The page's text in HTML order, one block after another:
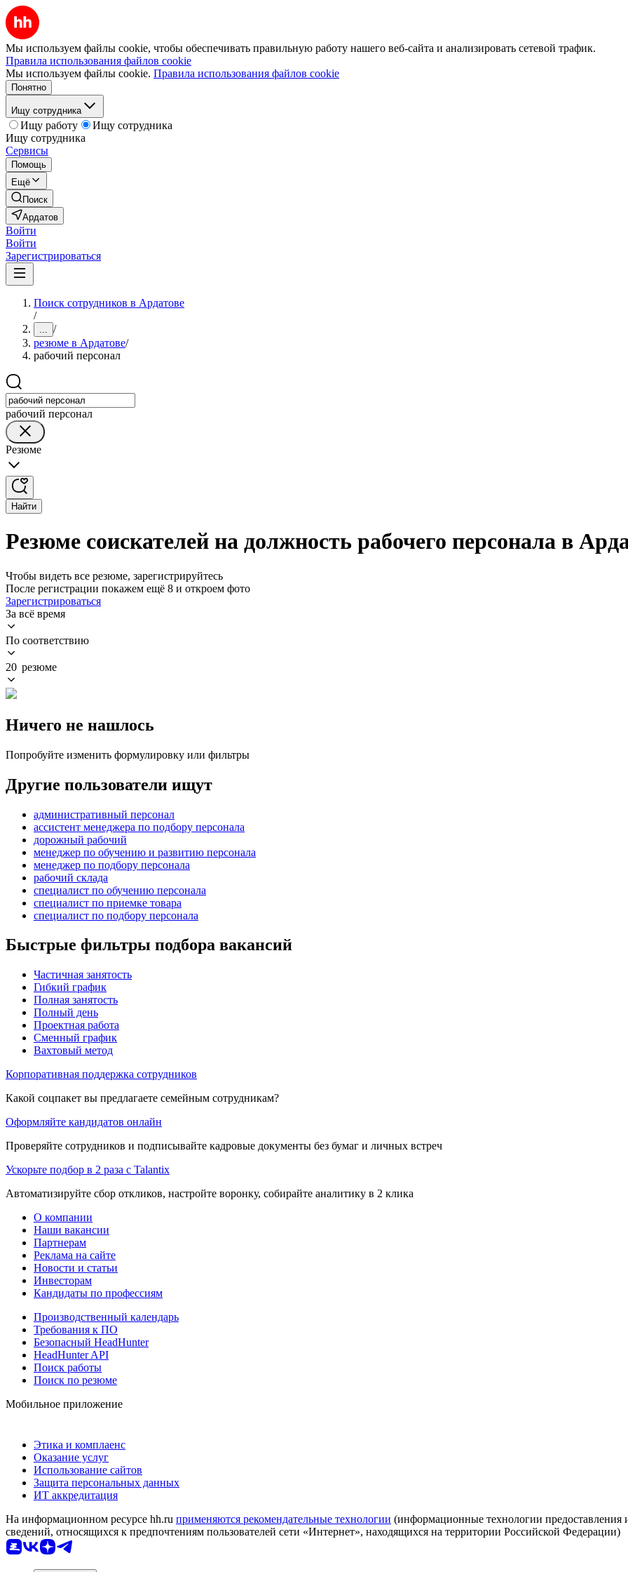
Мы используем файлы cookie, чтобы обеспечивать правильную работу нашего веб-сайта и анализировать сетевой трафик.
Правила использования файлов cookie
Мы используем файлы cookie. Правила использования файлов cookie
Понятно
Ищу сотрудника
Ищу работу
Ищу сотрудника
Ищу сотрудника
Сервисы
Помощь
Ещё
Поиск
Ардатов
Войти
Войти
Зарегистрироваться
Поиск сотрудников в Ардатове
/
... /
резюме в Ардатове/
рабочий персонал
рабочий персонал
Резюме
Найти
Резюме соискателей на должность рабочего персонала в
Чтобы видеть все резюме, зарегистрируйтесь
После регистрации покажем ещё 8 и откроем фото
Зарегистрироваться
За всё время
По соответствию
20 резюме
Ничего не нашлось
Попробуйте изменить формулировку или фильтры
Другие пользователи ищут
административный персонал
ассистент менеджера по подбору персонала
дорожный рабочий
менеджер по обучению и развитию персонала
менеджер по подбору персонала
рабочий склада
специалист по обучению персонала
специалист по приемке товара
специалист по подбору персонала
Быстрые фильтры подбора вакансий
Частичная занятость
Гибкий график
Полная занятость
Полный день
Проектная работа
Сменный график
Вахтовый метод
Корпоративная поддержка сотрудников
Какой соцпакет вы предлагаете семейным сотрудникам?
Оформляйте кандидатов онлайн
Проверяйте сотрудников и подписывайте кадровые документы без бумаг и личных встреч
Ускорьте подбор в 2 раза с Talantix
Автоматизируйте сбор откликов, настройте воронку, собирайте аналитику в 2 клика
О компании
Наши вакансии
Партнерам
Реклама на сайте
Новости и статьи
Инвесторам
Кандидаты по профессиям
Производственный календарь
Требования к ПО
Безопасный HeadHunter
HeadHunter API
Поиск работы
Поиск по резюме
Мобильное приложение
Этика и комплаенс
Оказание услуг
Использование сайтов
Защита персональных данных
ИТ аккредитация
На информационном ресурсе hh.ru применяются рекомендательные технологии (информационные технологии предоставления
сведений, относящихся к предпочтениям пользователей сети «Интернет», находящихся на территории Российской Федерации)